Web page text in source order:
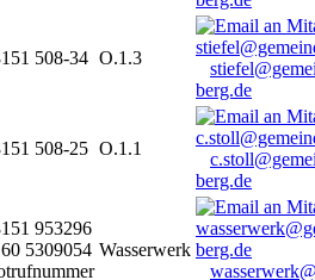
508-34 O.1.3
berg.de
508-25 O.1.1
berg.de
953296
5309054 Wasserwerk